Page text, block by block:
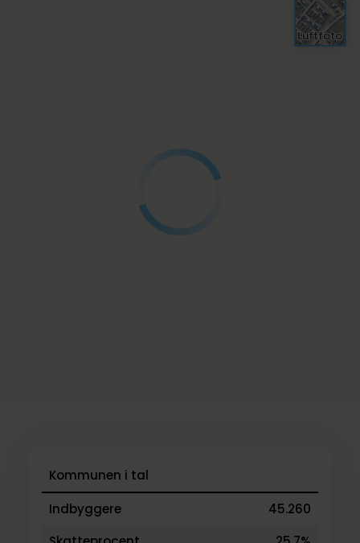
Luftfoto
Kommunen i tal
Indbyggere
45.260